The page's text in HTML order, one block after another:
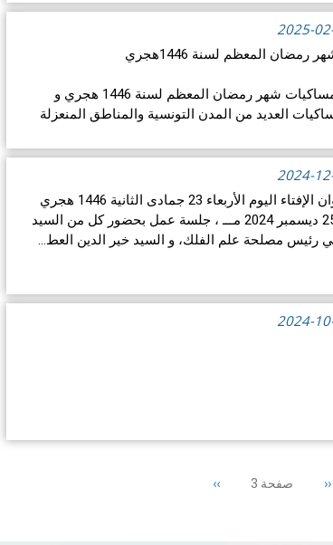
2025-
المعظم لسنة 1446هجري
في مايلي إمساكيات شهر رمضان المعظم لسنة 1446 هجري و
العديد من المدن التونسية والمناطق المنعزلة
قراءة المزيد
2024-
انعقدت بديوان الإفتاء اليوم الأربعاء 23 جمادى الثانية 1446 هجري
الموافق لـ 25 ديسمبر 2024 مـــ ، جلسة عمل بحضور كل من السيد
رئيس مصلحة علم الفلك، و السيد خير الدين العط…
2024-
تقرير إلكتروني شهري يعرض تركيزات الملوثات
Previous
‹‹ صفحة 3 Next
››